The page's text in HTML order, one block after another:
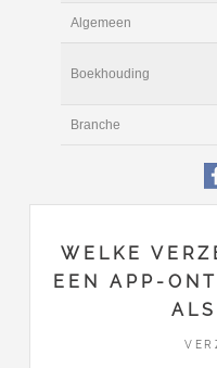
Tarief
Boekhouding
WELKE
EEN APP-